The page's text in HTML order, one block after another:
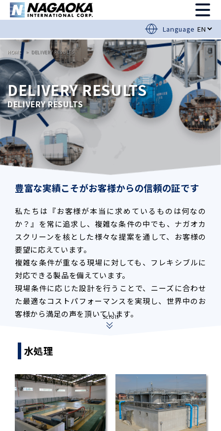
Language
HOME DELIVERY RESULTS
DELIVERY RESULTS
DELIVERY RESULTS
豊富な実績こそがお客様からの信頼の証です
私たちは『お客様が本当に求めているものは何なの
か？』を常に追求し、複雑な条件の中でも、ナガオカ
スクリーンを核とした様々な提案を通して、お客様の
要望に応えています。
複雑な条件が重なる現場に対しても、フレキシブルに
対応できる製品を備えています。
現場条件に応じた設計を行うことで、ニーズに合わせ
た最適なコストパフォーマンスを実現し、世界中のお
客様から満足の声を頂いています。
Scroll
水処理